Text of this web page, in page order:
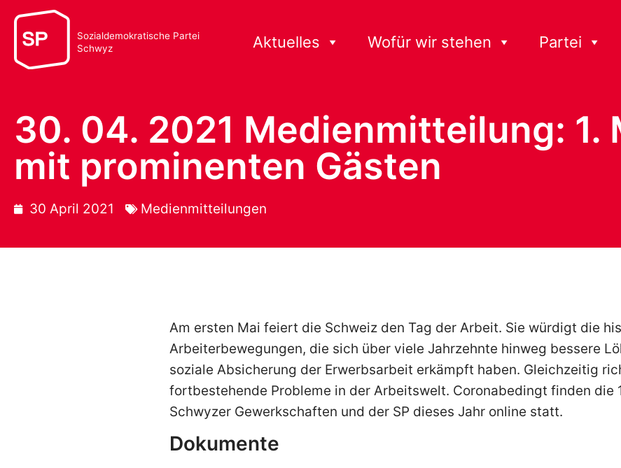
Sozialdemokratische Partei
Schwyz
Aktuelles Wofür wir stehen Partei
30. 04. 2021 Medienmitteilung: 1.
mit prominenten Gästen
30 April 2021 Medienmitteilungen
Am ersten Mai feiert die Schweiz den Tag der Arbeit. Sie würdigt die
Arbeiterbewegungen, die sich über viele Jahrzehnte hinweg bessere
soziale Absicherung der Erwerbsarbeit erkämpft haben. Gleichzeitig
fortbestehende Probleme in der Arbeitswelt. Coronabedingt finden
Schwyzer Gewerkschaften und der SP dieses Jahr online statt.
Dokumente